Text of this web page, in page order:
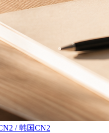
/ 韩国CN2